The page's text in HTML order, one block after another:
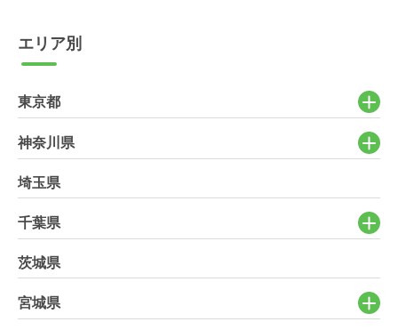
エリア別
東京都
神奈川県
埼玉県
千葉県
茨城県
宮城県